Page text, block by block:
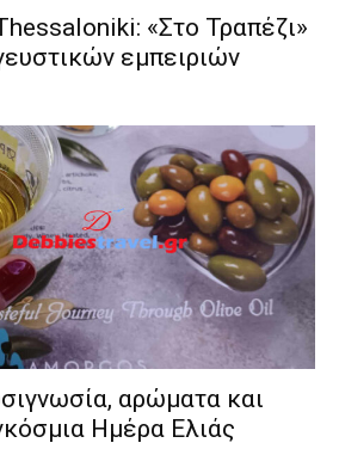
«Στο Τραπέζι»
εμπειριών
αρώματα και
Ημέρα Ελιάς